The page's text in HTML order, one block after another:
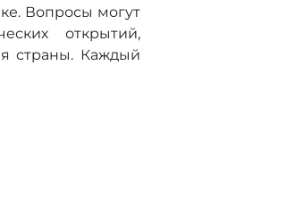
Вопросы могут
открытий,
страны. Каждый